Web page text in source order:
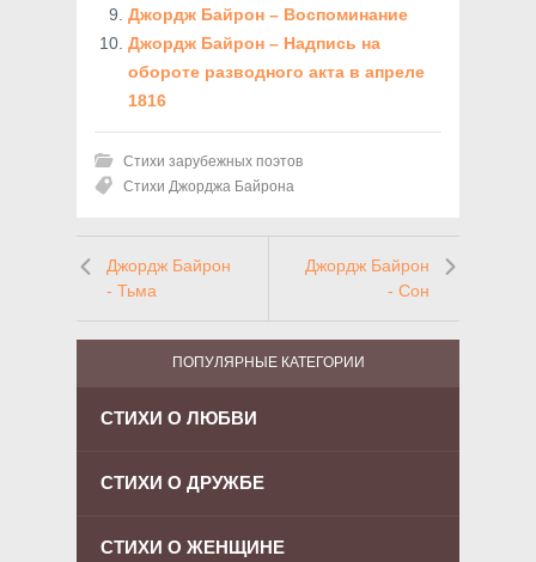
Джордж Байрон – Воспоминание
Джордж Байрон – Надпись на
обороте разводного акта в апреле
1816
Стихи зарубежных поэтов
Стихи Джорджа Байрона
Джордж Байрон
- Тьма
Джордж Байрон
- Сон
ПОПУЛЯРНЫЕ КАТЕГОРИИ
СТИХИ О ЛЮБВИ
СТИХИ О ДРУЖБЕ
СТИХИ О ЖЕНЩИНЕ